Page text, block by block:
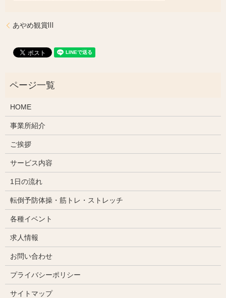
あやめ観賞Ⅲ
HOME
事業所紹介
ご挨拶
サービス内容
1日の流れ
転倒予防体操・筋トレ・ストレッチ
各種イベント
求人情報
お問い合わせ
プライバシーポリシー
サイトマップ